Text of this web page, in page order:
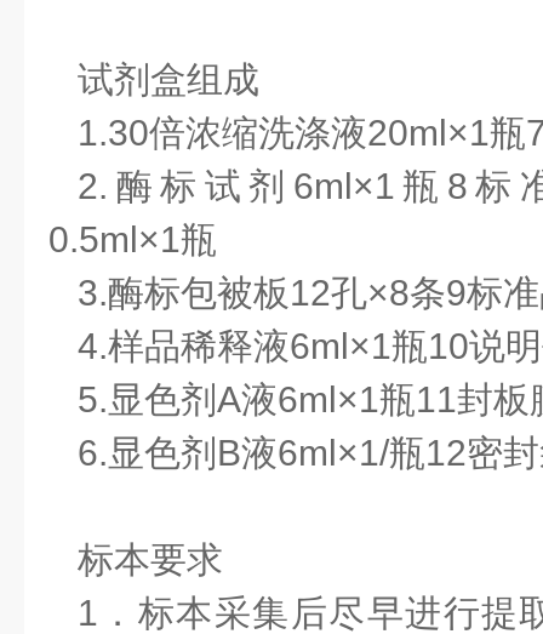
试剂盒组成
1.30倍浓缩洗涤液20ml×1瓶
2.酶标试剂 6ml×1瓶 8 标
0.5ml×1瓶
3.酶标包被板12孔×8条9标
4.样品稀释液6ml×1瓶10说
5.显色剂A液6ml×1瓶11封板
6.显色剂B液6ml×1/瓶12密
标本要求
1．标本采集后尽早进行提